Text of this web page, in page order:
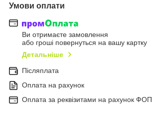
Умови оплати
Ви отримаєте замовлення
або гроші повернуться на вашу картку
Детальніше
Післяплата
Оплата на рахунок
Оплата за реквізитами на рахунок ФОП